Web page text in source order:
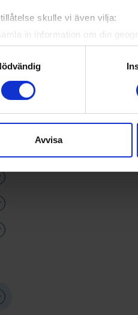
skulle vi även vilja:
in information om din
din enhet genom att
på mer om hur dina personliga
tillbaka ditt samtycke när som
och analysera vår trafik.
medier och annons- och
Avvisa